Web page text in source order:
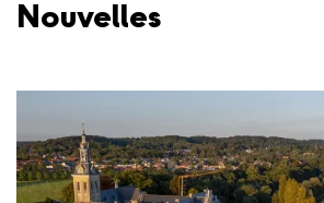
Nouvelles